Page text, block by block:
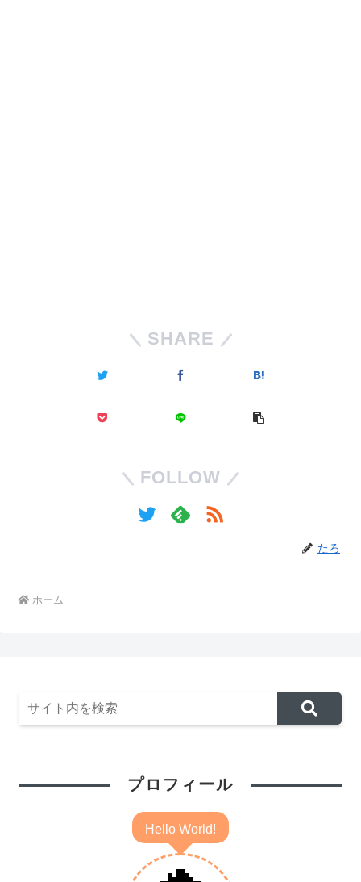
SHARE
FOLLOW
たろ
ホーム
プロフィール
Hello World!